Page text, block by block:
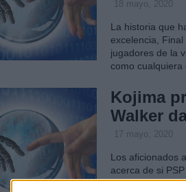
18 mayo, 2020
La historia que
excelencia,
jugadores de la
como
Kojima
Walker
17 mayo, 2020
Los aficionados
acerca de si
las aventuras de